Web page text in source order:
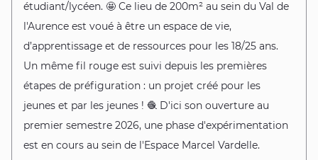
étudiant/lycéen. 🤩 Ce lieu de 200m² au sein du Val de
l'Aurence est voué à être un espace de vie,
d’apprentissage et de ressources pour les 18/25 ans.
Un même fil rouge est suivi depuis les premières
étapes de préfiguration : un projet créé pour les
jeunes et par les jeunes ! 🧶 D'ici son ouverture au
premier semestre 2026, une phase d'expérimentation
est en cours au sein de l'Espace Marcel Vardelle.